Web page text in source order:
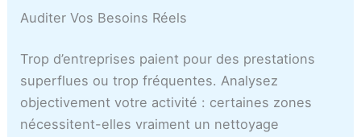
Auditer Vos Besoins Réels
Trop d’entreprises paient pour des prestations
superflues ou trop fréquentes. Analysez
objectivement votre activité : certaines zones
nécessitent-elles vraiment un nettoyage